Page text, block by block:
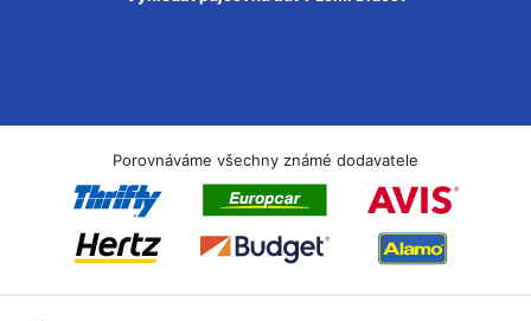
Porovnáváme všechny známé dodavatele